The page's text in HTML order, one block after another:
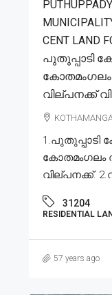
CENT LAND
പുതുപ്പാടി
വില്പനക്ക്
1.പുതുപ്പാടി
കോതമംഗലം
വില്പനക്ക്.
31204
RESIDENTIAL
57 years ago